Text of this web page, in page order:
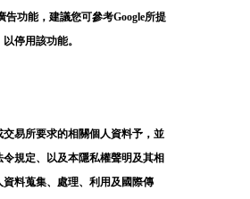
告功能，建議您可參考Google所提
以停用該功能。
易所要求的相關個人資料予，並
規定、以及本隱私權聲明及其相
料蒐集、處理、利用及國際傳